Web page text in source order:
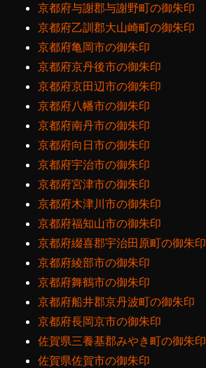
京都府与謝郡与謝野町の御朱印
京都府乙訓郡大山崎町の御朱印
京都府亀岡市の御朱印
京都府京丹後市の御朱印
京都府京田辺市の御朱印
京都府八幡市の御朱印
京都府南丹市の御朱印
京都府向日市の御朱印
京都府宇治市の御朱印
京都府宮津市の御朱印
京都府木津川市の御朱印
京都府福知山市の御朱印
京都府綴喜郡宇治田原町の御朱印
京都府綾部市の御朱印
京都府舞鶴市の御朱印
京都府船井郡京丹波町の御朱印
京都府長岡京市の御朱印
佐賀県三養基郡みやき町の御朱印
佐賀県佐賀市の御朱印